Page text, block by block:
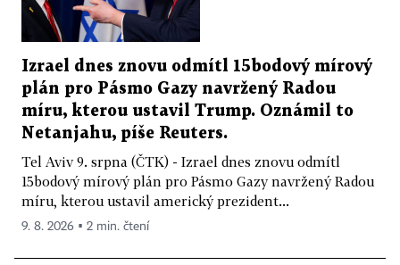
Izrael dnes znovu odmítl 15bodový mírový
plán pro Pásmo Gazy navržený Radou
míru, kterou ustavil Trump. Oznámil to
Netanjahu, píše Reuters.
Tel Aviv 9. srpna (ČTK) - Izrael dnes znovu odmítl
15bodový mírový plán pro Pásmo Gazy navržený Radou
míru, kterou ustavil americký prezident...
9. 8. 2026 ▪ 2 min. čtení